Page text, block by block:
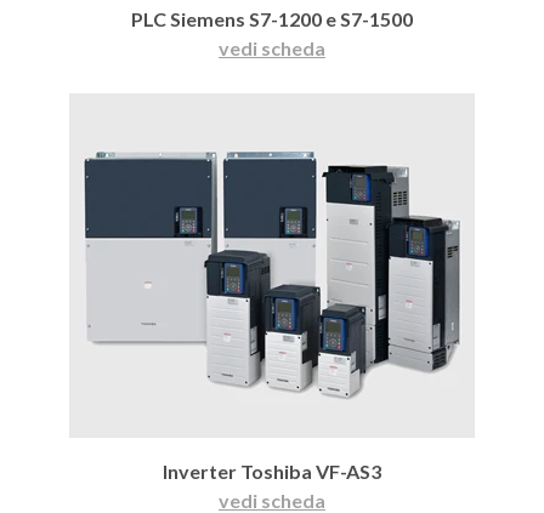
PLC Siemens S7-1200 e S7-1500
vedi scheda
Inverter Toshiba VF-AS3
vedi scheda